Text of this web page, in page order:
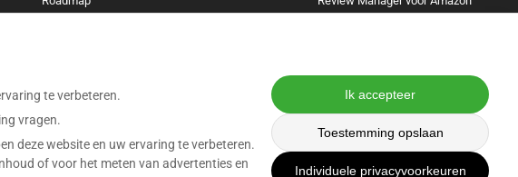
Abonneren
Gegevens worden verwerkt in overeenstemming met ons Privacybeleid
te verbeteren.
vragen.
deze website en uw ervaring te verbeteren.
of voor het meten van advertenties en
Ik accepteer
Toestemming opslaan
Individuele privacyvoorkeuren